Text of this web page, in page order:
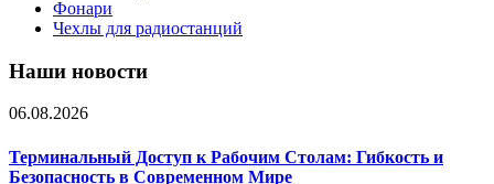
Фонари
Чехлы для радиостанций
Наши новости
06.08.2026
Терминальный Доступ к Рабочим Столам: Гибкость и
Безопасность в Современном Мире